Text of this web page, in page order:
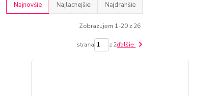
Najnovšie Najlacnejšie Najdrahšie
Zobrazujem 1-20 z 26
strana z 2ďalšie